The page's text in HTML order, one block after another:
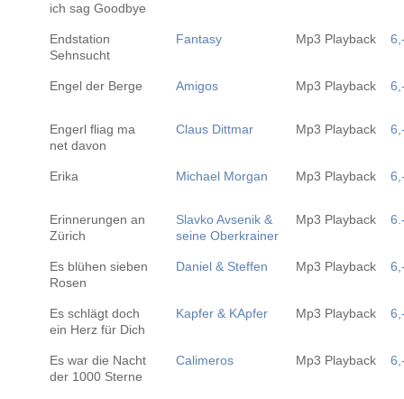
ich sag Goodbye
Endstation
Sehnsucht
Fantasy Mp3 Playback
Engel der Berge Amigos Mp3 Playback
Engerl fliag ma
net davon
Claus Dittmar Mp3 Playback
Erika Michael Morgan Mp3 Playback
Erinnerungen an
Zürich
Slavko Avsenik &
seine Oberkrainer
Mp3 Playback
Es blühen sieben
Rosen
Daniel & Steffen Mp3 Playback
Es schlägt doch
ein Herz für Dich
Kapfer & KApfer Mp3 Playback
Es war die Nacht
der 1000 Sterne
Calimeros Mp3 Playback